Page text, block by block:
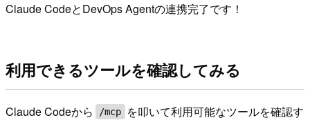
Claude CodeとDevOps Agentの連携完了です！
利用できるツールを確認してみる
Claude Codeから /mcp
を叩いて利用可能なツールを確認す